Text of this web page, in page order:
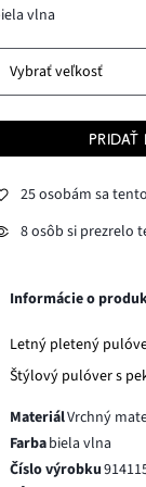
vlna
Vybrať veľkosť
PRIDAŤ
25 osobám sa
8 osôb si prezrelo
Informácie o
Letný pletený
Štýlový pulóver s
MateriálVrchný
Farbabiela vlna
Číslo výrobku